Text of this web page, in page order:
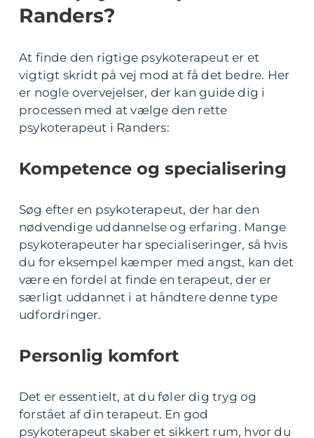
Randers?
At finde den rigtige psykoterapeut er et
vigtigt skridt på vej mod at få det bedre. Her
er nogle overvejelser, der kan guide dig i
processen med at vælge den rette
psykoterapeut i Randers:
Kompetence og specialisering
Søg efter en psykoterapeut, der har den
nødvendige uddannelse og erfaring. Mange
psykoterapeuter har specialiseringer, så hvis
du for eksempel kæmper med angst, kan det
være en fordel at finde en terapeut, der er
særligt uddannet i at håndtere denne type
udfordringer.
Personlig komfort
Det er essentielt, at du føler dig tryg og
forstået af din terapeut. En god
psykoterapeut skaber et sikkert rum, hvor du